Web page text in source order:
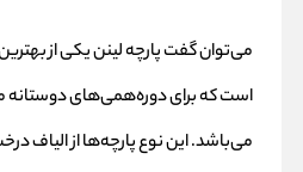
می‌توان گفت پارچه لینن یکی از
است که برای دوره‌همی‌های دوستانه
می‌باشد. این نوع پارچه‌ها از الیاف